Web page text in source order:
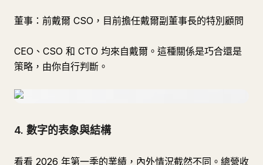
董事：前戴爾 CSO，目前擔任戴爾副董事長的特別顧問
CEO、CSO 和 CTO 均來自戴爾。這種關係是巧合還是
策略，由你自行判斷。
4. 數字的表象與結構
看看 2026 年第一季的業績，內外情況截然不同。總營收